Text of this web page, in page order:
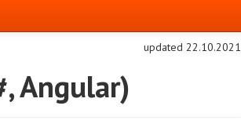
updated 22.10.2021
Angular)